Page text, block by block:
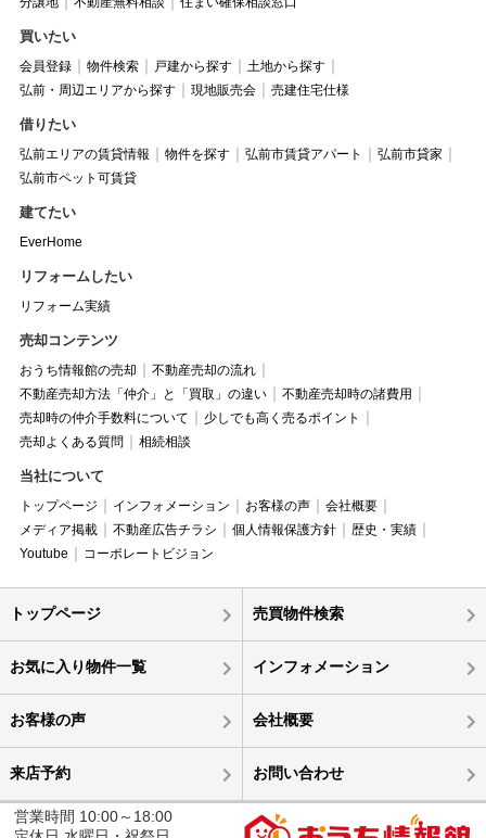
買いたい
会員登録 物件検索 戸建から探す
土地から探す
弘前・周辺エリアから探す
現地販売会 売建住宅仕様
借りたい
弘前エリアの賃貸情報 物件を探す 弘前市賃貸アパート
弘前市貸家
弘前市ペット可賃貸
建てたい
EverHome
リフォームしたい
リフォーム実績
売却コンテンツ
おうち情報館の売却
不動産売却の流れ
不動産売却方法「仲介」と「買取」の違い
不動産売却時の諸費用
売却時の仲介手数料について
少しでも高く売るポイント
売却よくある質問
相続相談
当社について
トップページ インフォメーション お客様の声
会社概要
メディア掲載
不動産広告チラシ 個人情報保護方針
歴史・実績
Youtube
コーポレートビジョン
トップページ 売買物件検索
お気に入り物件一覧 インフォメーション
お客様の声 会社概要
来店予約 お問い合わせ
営業時間 10:00～18:00